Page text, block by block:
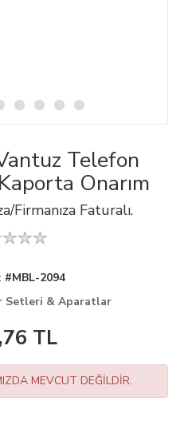
Telefon
Onarım
Firmanıza Faturalı.
#MBL-2094
Setleri & Aparatlar
TL
MEVCUT DEĞİLDİR.